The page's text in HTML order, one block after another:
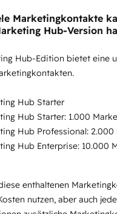
Marketingkontakte
Hub-Version
Hub-Edition bietet eine
Hub Starter
Hub Starter: 1.000
Hub Professional:
Hub Enterprise: 10.000
enthaltenen
nutzen, aber auch